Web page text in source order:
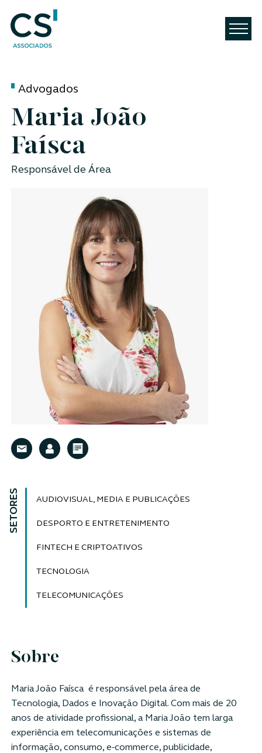
Advogados
Maria João
Faísca
Responsável de Área
SETORES AUDIOVISUAL, MEDIA E PUBLICAÇÕES
DESPORTO E ENTRETENIMENTO
FINTECH E CRIPTOATIVOS
TECNOLOGIA
TELECOMUNICAÇÕES
Sobre
Maria João Faísca é responsável pela área de
Tecnologia, Dados e Inovação Digital. Com mais de 20
anos de atividade profissional, a Maria João tem larga
experiência em telecomunicações e sistemas de
informação, consumo, e-commerce, publicidade,